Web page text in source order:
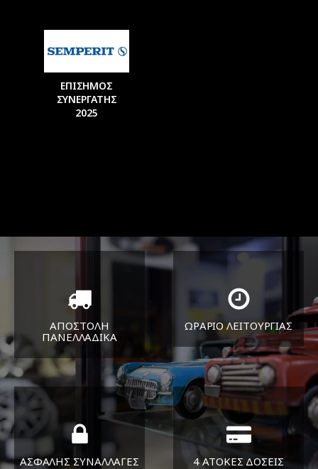
ΕΠΙΣΗΜΟΣ
ΣΥΝΕΡΓΑΤΗΣ
2025
ΑΠΟΣΤΟΛΗ
ΠΑΝΕΛΛΑΔΙΚA
Όπου και αν είστε θα σας
στείλουμε τα ελαστικά σας
ΩΡΑΡΙΟ ΛΕΙΤΟΥΡΓΙΑΣ
ΔΕΥ-ΠΑΡ 8:30-17:30
ΣΑΒ 8:30-13:30
ΑΣΦΑΛΗΣ ΣΥΝΑΛΛΑΓΕΣ 4 ΑΤΟΚΕΣ ΔΟΣΕΙΣ